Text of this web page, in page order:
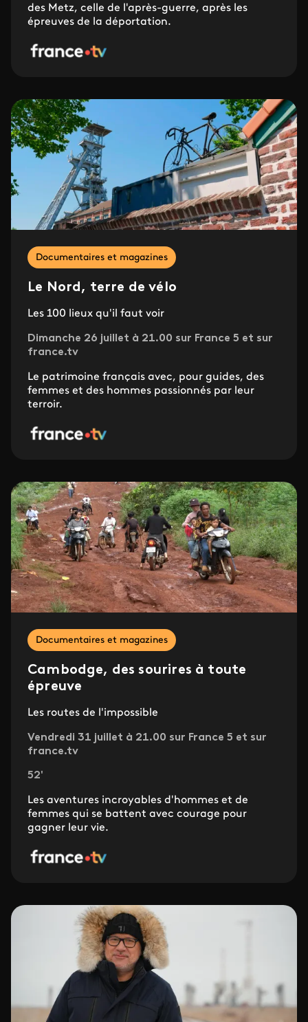
des Metz, celle de l'après-guerre, après les
épreuves de la déportation.
Documentaires et magazines
Le Nord, terre de vélo
Les 100 lieux qu'il faut voir
Dimanche 26 juillet à 21.00 sur France 5 et sur
france.tv
Le patrimoine français avec, pour guides, des
femmes et des hommes passionnés par leur
terroir.
Documentaires et magazines
Cambodge, des sourires à toute
épreuve
Les routes de l'impossible
Vendredi 31 juillet à 21.00 sur France 5 et sur
france.tv
52'
Les aventures incroyables d'hommes et de
femmes qui se battent avec courage pour
gagner leur vie.